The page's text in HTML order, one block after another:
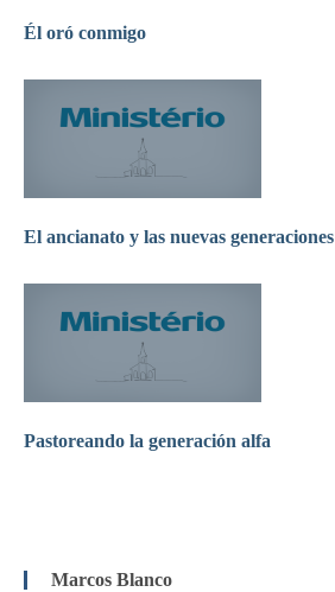
Él oró conmigo
El ancianato y las nuevas generaciones
Pastoreando la generación alfa
Marcos Blanco